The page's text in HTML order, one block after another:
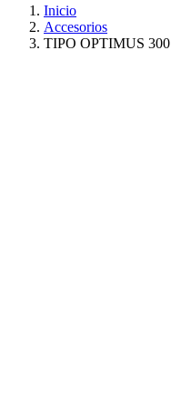
Inicio
Accesorios
TIPO OPTIMUS 300